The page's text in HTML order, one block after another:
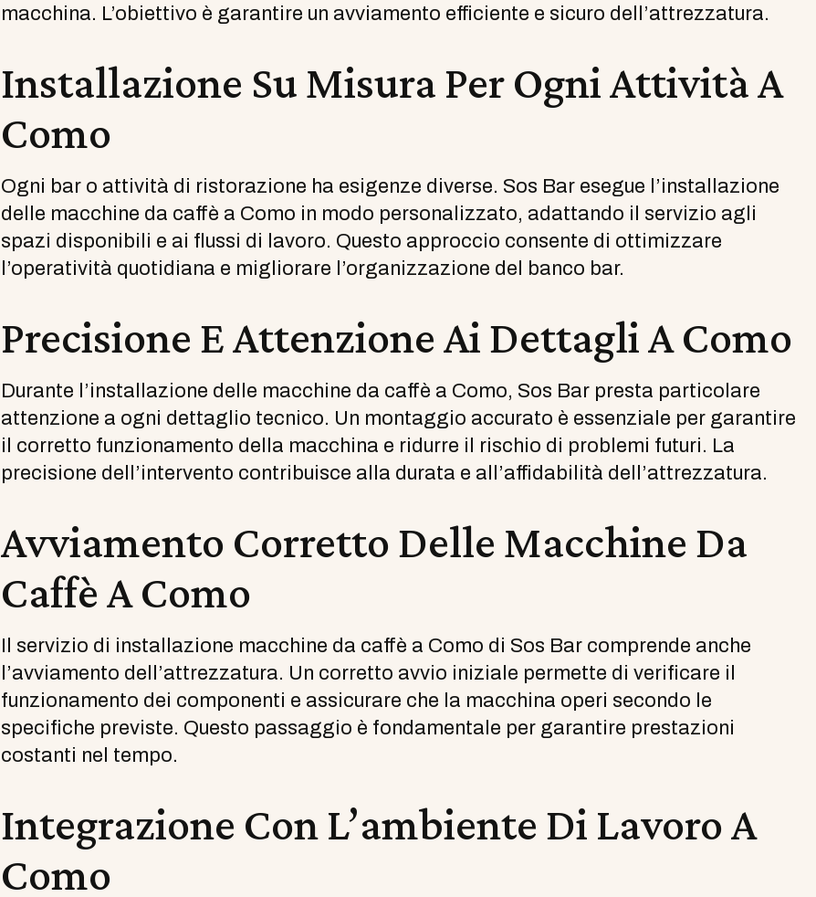
macchina. L’obiettivo è garantire un avviamento efficiente e sicuro dell’attrezzatura.
Installazione Su Misura Per Ogni Attività A
Como
Ogni bar o attività di ristorazione ha esigenze diverse. Sos Bar esegue l’installazione
delle macchine da caffè a Como in modo personalizzato, adattando il servizio agli
spazi disponibili e ai flussi di lavoro. Questo approccio consente di ottimizzare
l’operatività quotidiana e migliorare l’organizzazione del banco bar.
Precisione E Attenzione Ai Dettagli A Como
Durante l’installazione delle macchine da caffè a Como, Sos Bar presta particolare
attenzione a ogni dettaglio tecnico. Un montaggio accurato è essenziale per garantire
il corretto funzionamento della macchina e ridurre il rischio di problemi futuri. La
precisione dell’intervento contribuisce alla durata e all’affidabilità dell’attrezzatura.
Avviamento Corretto Delle Macchine Da
Caffè A Como
Il servizio di installazione macchine da caffè a Como di Sos Bar comprende anche
l’avviamento dell’attrezzatura. Un corretto avvio iniziale permette di verificare il
funzionamento dei componenti e assicurare che la macchina operi secondo le
specifiche previste. Questo passaggio è fondamentale per garantire prestazioni
costanti nel tempo.
Integrazione Con L’ambiente Di Lavoro A
Como